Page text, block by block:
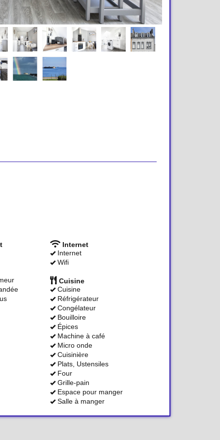
Internet
Internet
Wifi
Cuisine
Cuisine
Réfrigérateur
Congélateur
Bouilloire
Épices
Machine à café
Micro onde
Cuisinière
Plats, Ustensiles
Four
Grille-pain
Espace pour manger
Salle à manger